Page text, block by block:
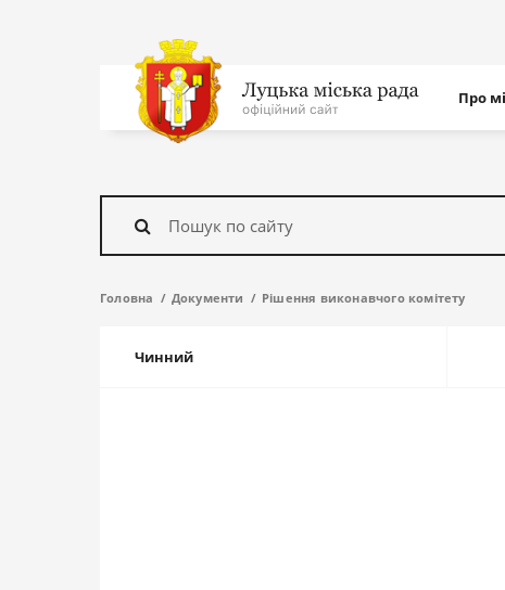
На
головну
Про
Знайти
Головна Документи Рішення виконавчого комітету
Чинний